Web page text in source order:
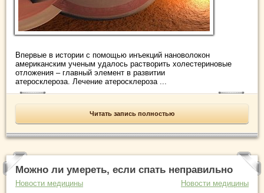
Впервые в истории с помощью инъекций нановолокон
американским ученым удалось растворить холестериновые
отложения – главный элемент в развитии
атеросклероза. Лечение атеросклероза ...
Читать запись полностью
Можно ли умереть, если спать неправильно
Новости медицины Новости медицины